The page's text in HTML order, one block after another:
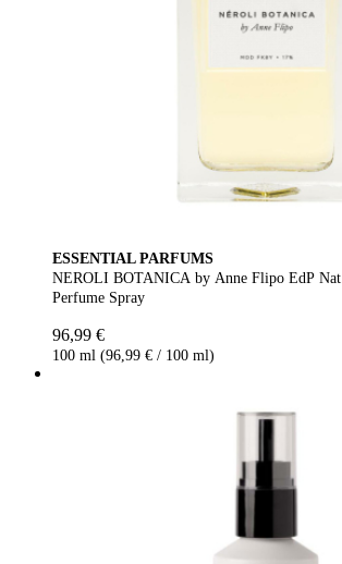
ESSENTIAL PARFUMS
NEROLI BOTANICA by Anne Flipo EdP
Perfume Spray
96,99 €
100 ml (96,99 € / 100 ml)